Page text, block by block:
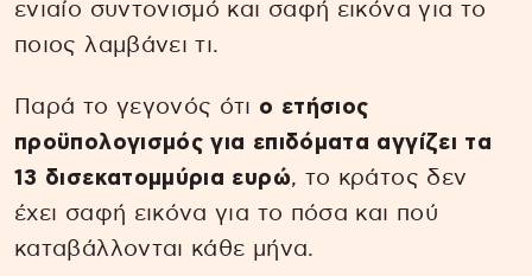
ενιαίο συντονισμό και σαφή εικόνα για το
ποιος λαμβάνει τι.
Παρά το γεγονός ότι ο ετήσιος
προϋπολογισμός για επιδόματα αγγίζει τα
13 δισεκατομμύρια ευρώ, το κράτος δεν
έχει σαφή εικόνα για το πόσα και πού
καταβάλλονται κάθε μήνα.